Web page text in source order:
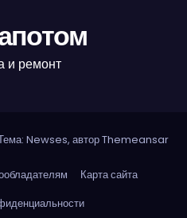
и ремонт
Newses, авторThemeansar
Карта сайта